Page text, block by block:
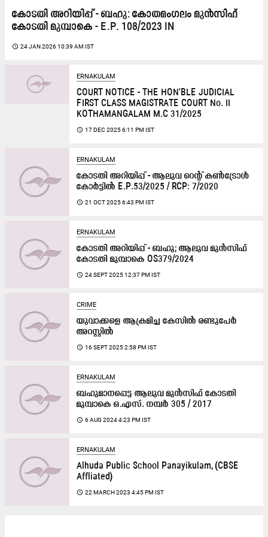
കോടതി അറിയിപ്പ്​ - ബഹു: കോതമംഗലം മുൻസിഫ്
കോടതി മുമ്പാകെ - E.P. 108/2023 IN
access_time 24 JAN 2026 10:39 AM IST
ERNAKULAM
COURT NOTICE - THE HON'BLE JUDICIAL
FIRST CLASS MAGISTRATE COURT No. II
KOTHAMANGALAM M.C 31/2025
access_time 17 DEC 2025 6:11 PM IST
ERNAKULAM
കോടതി അറിയിപ്പ്​ - ആലുവ റെന്‍റ്​ കൺട്രോൾ
കോർട്ടിൽ E.P.53/2025 / RCP: 7/2020
access_time 21 OCT 2025 6:43 PM IST
ERNAKULAM
കോടതി അറിയിപ്പ്​ - ബഹു; ആലുവ മുൻസിഫ്​
കോടതി മുമ്പാകെ OS379/2024
access_time 24 SEPT 2025 12:37 PM IST
CRIME
യുവാക്കളെ ആക്രമിച്ച കേസിൽ രണ്ടുപേർ
അറസ്റ്റിൽ
access_time 16 SEPT 2025 2:58 PM IST
ERNAKULAM
ബഹുമാനപ്പെട്ട ആലുവ മുൻസിഫ് കോടതി
മുമ്പാകെ ഒ.എസ്. നമ്പർ 305 / 2017
access_time 6 AUG 2024 4:23 PM IST
ERNAKULAM
Alhuda Public School Panayikulam, (CBSE
Affliated)
access_time 22 MARCH 2023 4:45 PM IST